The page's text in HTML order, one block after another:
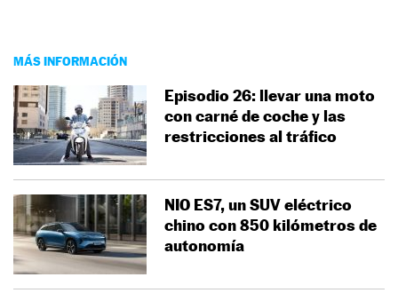
MÁS INFORMACIÓN
Episodio 26: llevar una moto
con carné de coche y las
restricciones al tráfico
NIO ES7, un SUV eléctrico
chino con 850 kilómetros de
autonomía